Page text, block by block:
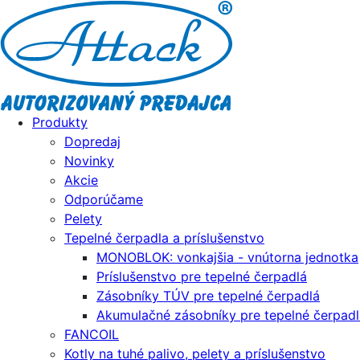
Produkty
Dopredaj
Novinky
Akcie
Odporúčame
Pelety
Tepelné čerpadla a príslušenstvo
MONOBLOK: vonkajšia - vnútorna jednotka
Príslušenstvo pre tepelné čerpadlá
Zásobníky TÚV pre tepelné čerpadlá
Akumulačné zásobníky pre tepelné
FANCOIL
Kotly na tuhé palivo, pelety a príslušenstvo